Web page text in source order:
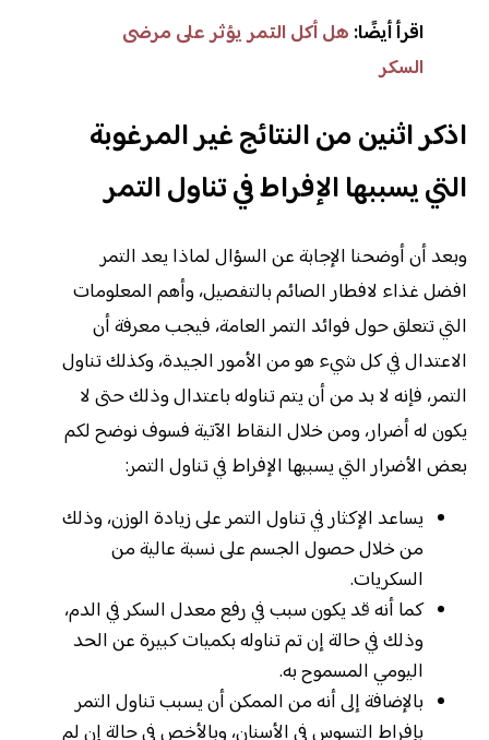
اقرأ أيضًا: هل أكل التمر يؤثر على مرضى
السكر
اذكر اثنين من النتائج غير المرغوبة
التي يسببها الإفراط في تناول التمر
وبعد أن أوضحنا الإجابة عن السؤال لماذا يعد التمر
افضل غذاء لافطار الصائم بالتفصيل، وأهم المعلومات
التي تتعلق حول فوائد التمر العامة، فيجب معرفة أن
الاعتدال في كل شيء هو من الأمور الجيدة، وكذلك تناول
التمر، فإنه لا بد من أن يتم تناوله باعتدال وذلك حتى لا
يكون له أضرار، ومن خلال النقاط الآتية فسوف نوضح لكم
بعض الأضرار التي يسببها الإفراط في تناول التمر:
يساعد الإكثار في تناول التمر على زيادة الوزن، وذلك
من خلال حصول الجسم على نسبة عالية من
السكريات.
كما أنه قد يكون سبب في رفع معدل السكر في الدم،
وذلك في حالة إن تم تناوله بكميات كبيرة عن الحد
اليومي المسموح به.
بالإضافة إلى أنه من الممكن أن يسبب تناول التمر